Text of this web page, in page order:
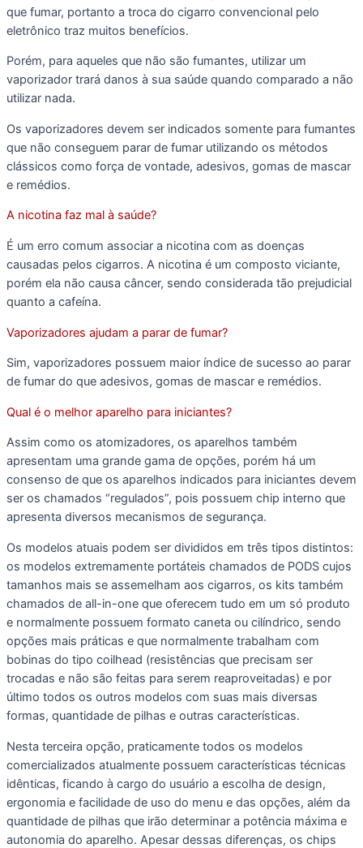
do
produto
que fumar, portanto a troca do cigarro convencional pelo
eletrônico traz muitos benefícios.
Porém, para aqueles que não são fumantes, utilizar um
vaporizador trará danos à sua saúde quando comparado a não
utilizar nada.
Os vaporizadores devem ser indicados somente para fumantes
que não conseguem parar de fumar utilizando os métodos
clássicos como força de vontade, adesivos, gomas de mascar
e remédios.
A nicotina faz mal à saúde?
É um erro comum associar a nicotina com as doenças
causadas pelos cigarros. A nicotina é um composto viciante,
porém ela não causa câncer, sendo considerada tão prejudicial
quanto a cafeína.
Vaporizadores ajudam a parar de fumar?
Sim, vaporizadores possuem maior índice de sucesso ao parar
de fumar do que adesivos, gomas de mascar e remédios.
Qual é o melhor aparelho para iniciantes?
Assim como os atomizadores, os aparelhos também
apresentam uma grande gama de opções, porém há um
consenso de que os aparelhos indicados para iniciantes devem
ser os chamados “regulados”, pois possuem chip interno que
apresenta diversos mecanismos de segurança.
Os modelos atuais podem ser divididos em três tipos distintos:
os modelos extremamente portáteis chamados de PODS cujos
tamanhos mais se assemelham aos cigarros, os kits também
chamados de all-in-one que oferecem tudo em um só produto
e normalmente possuem formato caneta ou cilíndrico, sendo
opções mais práticas e que normalmente trabalham com
bobinas do tipo coilhead (resistências que precisam ser
trocadas e não são feitas para serem reaproveitadas) e por
último todos os outros modelos com suas mais diversas
formas, quantidade de pilhas e outras características.
Nesta terceira opção, praticamente todos os modelos
comercializados atualmente possuem características técnicas
idênticas, ficando à cargo do usuário a escolha de design,
ergonomia e facilidade de uso do menu e das opções, além da
quantidade de pilhas que irão determinar a potência máxima e
autonomia do aparelho. Apesar dessas diferenças, os chips